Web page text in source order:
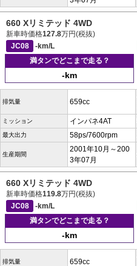
660 Xリミテッド 4WD
新車時価格127.8万円(税抜)
JC08
-km/L
満タンでどこまで走る？
-km
排気量 659cc
ミッション インパネ4AT
最大出力 58ps/7600rpm
生産期間
2001年10月～200
3年07月
660 Xリミテッド 4WD
新車時価格119.8万円(税抜)
JC08
-km/L
満タンでどこまで走る？
-km
排気量 659cc